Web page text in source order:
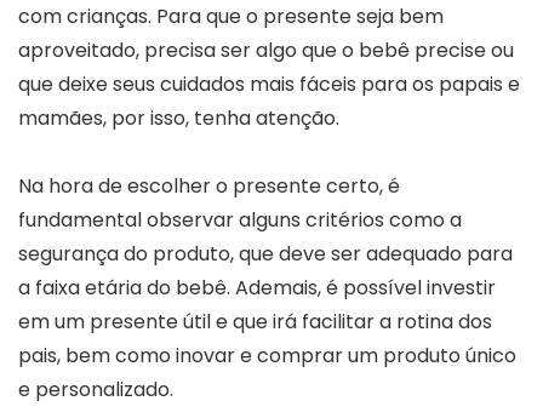
com crianças. Para que o presente seja bem
aproveitado, precisa ser algo que o bebê precise ou
que deixe seus cuidados mais fáceis para os papais e
mamães, por isso, tenha atenção.
Na hora de escolher o presente certo, é
fundamental observar alguns critérios como a
segurança do produto, que deve ser adequado para
a faixa etária do bebê. Ademais, é possível investir
em um presente útil e que irá facilitar a rotina dos
pais, bem como inovar e comprar um produto único
e personalizado.